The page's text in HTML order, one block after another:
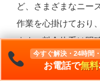
ど、さまざまなニー
作業を心掛けており
ます。料金体系は明
をご用意。お客様
今すぐ解決・24時間
お電話で無料